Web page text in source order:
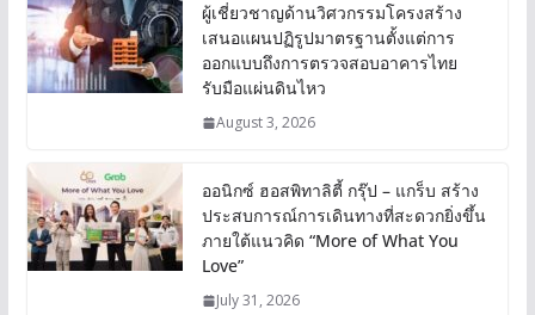
ผู้เชี่ยวชาญด้านวิศวกรรมโครงสร้าง
เสนอแผนปฏิรูปมาตรฐานตั้งแต่การ
ออกแบบถึงการตรวจสอบอาคารไทย
รับมือแผ่นดินไหว
August 3, 2026
ออนิกซ์ ฮอสพิทาลิตี้ กรุ๊ป – แกร็บ สร้าง
ประสบการณ์การเดินทางที่สะดวกยิ่งขึ้น
ภายใต้แนวคิด “More of What You
Love”
July 31, 2026